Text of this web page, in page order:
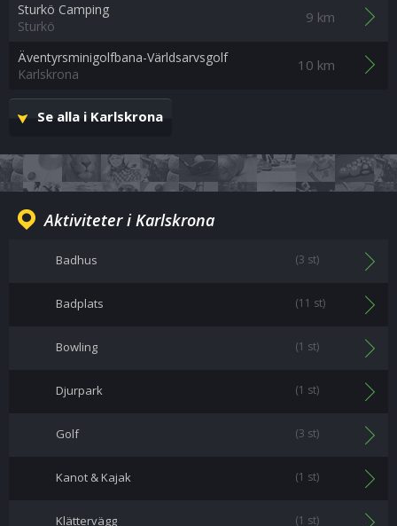
Sturkö Camping
Sturkö
9 km
Äventyrsminigolfbana-Världsarvsgolf
Karlskrona
10 km
Se alla i Karlskrona
Aktiviteter i Karlskrona
Badhus (3 st)
Badplats (11 st)
Bowling (1 st)
Djurpark (1 st)
Golf (3 st)
Kanot & Kajak (1 st)
Klättervägg (1 st)